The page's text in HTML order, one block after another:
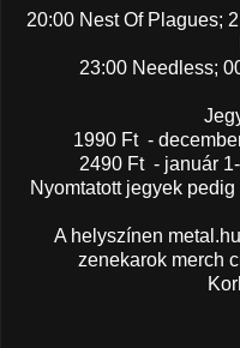
20:00 Nest Of Plagues;
23:00 Needless;
1990 Ft -
2490 Ft - január
Nyomtatott jegyek
A helyszínen
zenekarok merch